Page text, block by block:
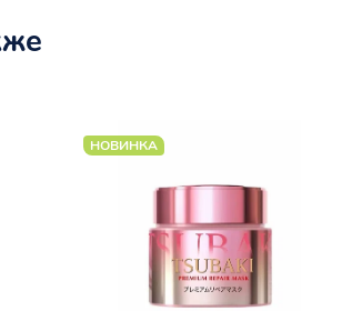
НОВИНКА